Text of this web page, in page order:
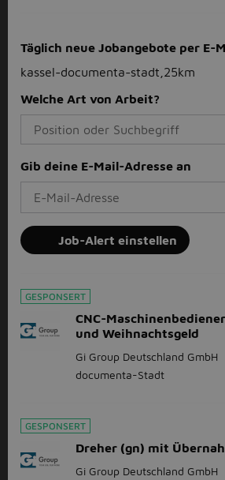
Täglich neue Jobangebote per E-
kassel-documenta-stadt,25km
Welche Art von Arbeit?
Gib deine E-Mail-Adresse an
Job-Alert einstellen
GESPONSERT
CNC-
und Weihnachtsgeld
Gi Group Deutschland GmbH
documenta-Stadt
GESPONSERT
Dreher (gn) mit
Gi Group Deutschland GmbH